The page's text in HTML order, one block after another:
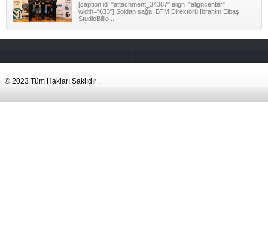
[caption id="attachment_34387" align="aligncenter"
width="633"] Soldan sağa: BTM Direktörü İbrahim Elbaşı,
StudioBillio ...
© 2023 Tüm Hakları Saklıdır .